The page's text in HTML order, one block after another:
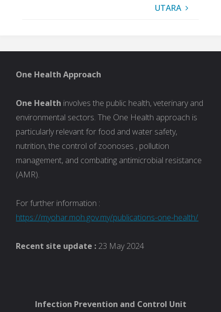
UTARA
One Health Approach
One Health involves the public health, veterinary and
environmental sectors. The One Health approach is
particularly relevant for food and water safety,
nutrition, the control of zoonoses , pollution
management, and combating antimicrobial resistance
(AMR).
For further information :
https://myohar.moh.gov.my/publications-one-health/
Recent site update : 23 May 2024
Infection Prevention and Control Unit